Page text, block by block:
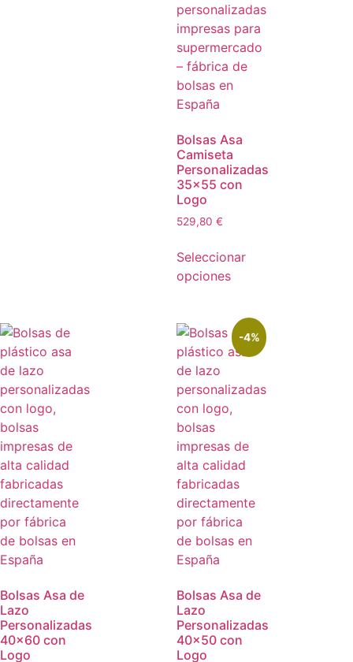
Bolsas Asa
Camiseta
Personalizadas
35×55 con
Logo
529,80 €
Seleccionar
opciones
Bolsas Asa de
Lazo
Personalizadas
40×60 con
Logo
-4%
Bolsas Asa de
Lazo
Personalizadas
40×50 con
Logo